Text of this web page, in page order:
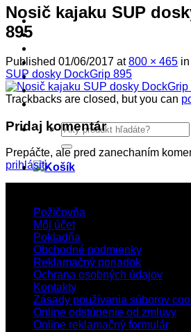
! ! ! S Ú Ť A Ž ! ! !
Špičkový UEBLER
Autoriz. servis THULE/
Predajne
Naši Uebler Partneri
Hľadať:
Nosič kajaku SUP
895
Published 01/06/2017 at800 × 465 in
SUP dosky DockGrip 895
Trackbacks are closed, but you can
Pridaj komentár
Prepáčte, ale pred zanechaním
prihlásiť.
Požičovňa
Môj účet
Pokladňa
Obchodné podmienky
Reklamačný poriadok
Ochrana osobných údajov
Kontakty
Zásady používania súborov
Online odstúpenie od zmluvy
Online reklamačný formulár